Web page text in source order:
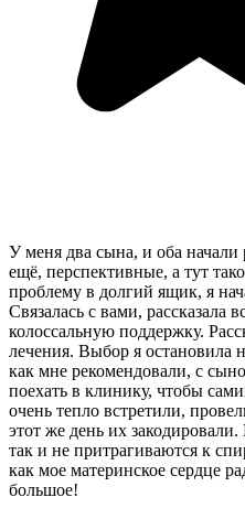
У меня два сына, и оба
ещё, перспективные, а тут
проблему в долгий ящик, я
Связалась с вами, рассказала
колоссальную поддержку.
лечения. Выбор я остановила
как мне рекомендовали, с
поехать в клинику, чтобы
очень тепло встретили,
этот же день их
так и не притрагиваются к
как мое материнское сердце
большое!